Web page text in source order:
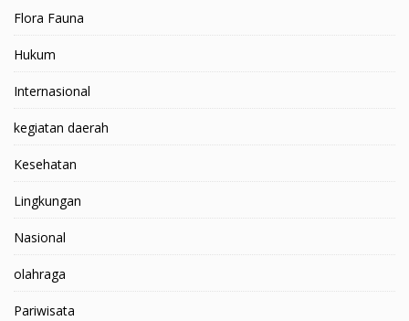
Flora Fauna
Hukum
Internasional
kegiatan daerah
Kesehatan
Lingkungan
Nasional
olahraga
Pariwisata